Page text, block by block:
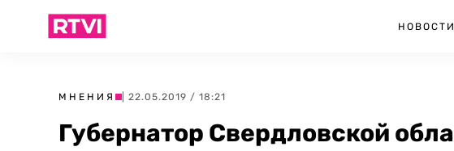
НОВОСТИ
МНЕНИЯ | 22.05.2019 / 18:21
Губернатор Свердловской